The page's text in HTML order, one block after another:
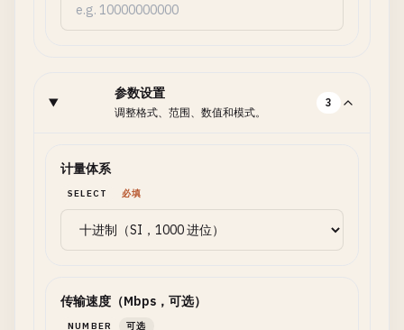
参数设置
调整格式、范围、数值和模式。
3
计量体系
SELECT 必填
传输速度（Mbps，可选）
NUMBER 可选